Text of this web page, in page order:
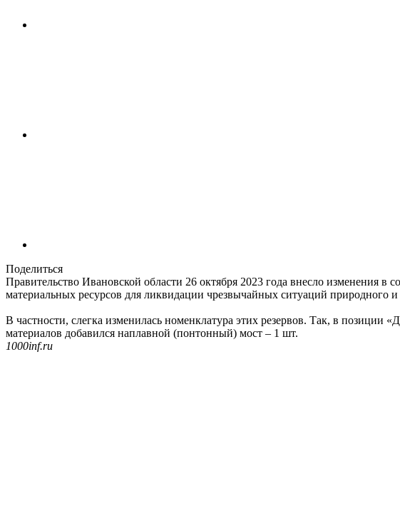
Поделиться
Правительство Ивановской области 26 октября 2023 года внесло изменения в
материальных ресурсов для ликвидации чрезвычайных ситуаций природного
В частности, слегка изменилась номенклатура этих резервов. Так, в
материалов добавился наплавной (понтонный) мост – 1 шт.
1000inf.ru